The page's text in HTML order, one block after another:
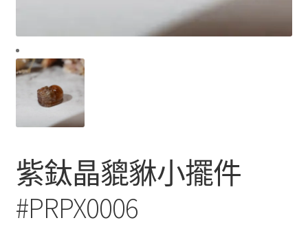
紫鈦晶貔貅小擺件
#PRPX0006